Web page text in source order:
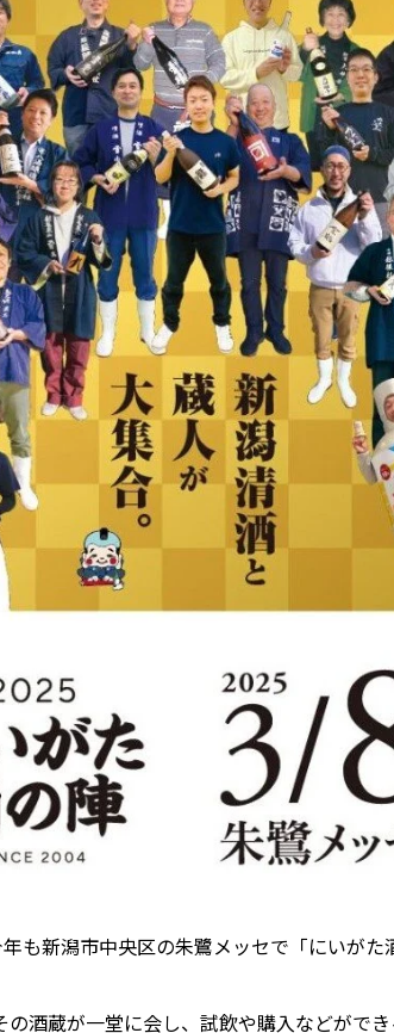
も新潟市中央区の朱鷺メッセで「にいがた
酒蔵が一堂に会し、試飲や購入などがで